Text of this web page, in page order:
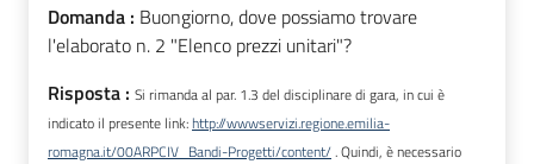
Domanda : Buongiorno, dove possiamo trovare
l'elaborato n. 2 "Elenco prezzi unitari"?
Risposta : Si rimanda al par. 1.3 del disciplinare di gara, in cui è
indicato il presente link: http://wwwservizi.regione.emilia-
romagna.it/00ARPCIV_Bandi-Progetti/content/. Quindi, è necessario